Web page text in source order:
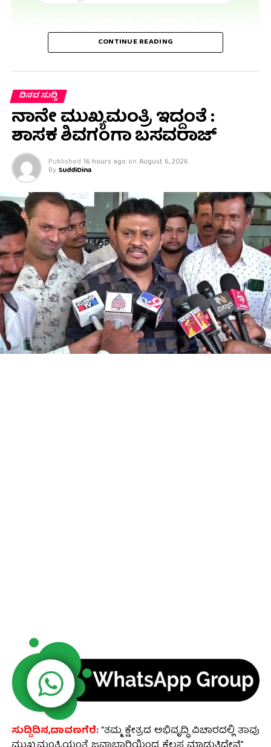
CONTINUE READING
ದಿನದ ಸುದ್ದಿ
ನಾನೇ ಮುಖ್ಯಮಂತ್ರಿ ಇದ್ದಂತೆ :
ಶಾಸಕ ಶಿವಗಂಗಾ ಬಸವರಾಜ್
Published 16 hours ago on August 6, 2026
By SuddiDina
ಸುದ್ದಿದಿನ,ದಾವಣಗೆರೆ:“ತಮ್ಮ ಕ್ಷೇತ್ರದ ಅಭಿವೃದ್ಧಿ ವಿಚಾರದಲ್ಲಿ ತಾವು